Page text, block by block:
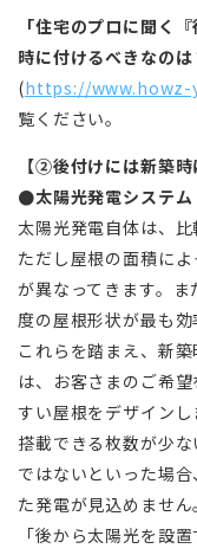
「住宅のプロに聞く
時に付けるべきなのは
(https://www.howz-
覧ください。
【②後付けには新築時
●太陽光発電システム
太陽光発電自体は、比
ただし屋根の面積に
が異なってきます。
度の屋根形状が最も効
これらを踏まえ、新
は、お客さまのご希
すい屋根をデザインし
搭載できる枚数が少
ではないといった場
た発電が見込めません
「後から太陽光を設